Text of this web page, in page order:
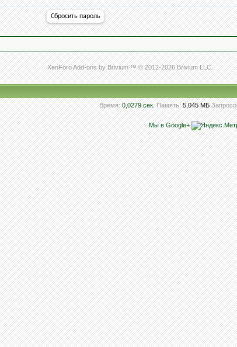
XenForo Add-ons by Brivium ™ © 2012-2026 Brivium LLC.
Время: 0,0279 сек. Память: 5,045 МБ
Мы в Google+